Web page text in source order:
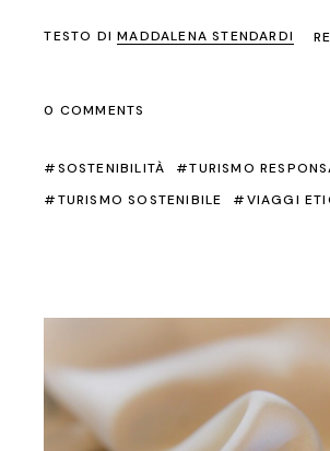
TESTO DIMADDALENA STENDARDI
0 COMMENTS
SOSTENIBILITÀ
TURISMO
TURISMO SOSTENIBILE
VIAGGI